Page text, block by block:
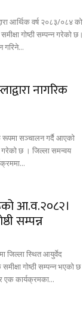
आर्थिक वर्ष २०८३/०८४ को
गोष्ठी सम्पन्न गरेको छ।
गरिने...
नागरिक
रूपमा सञ्चालन गर्दै आएको
गरेको छ । जिल्ला समन्वय
आ.व.२०८२।
सम्पन्न
जिल्ला स्थित आयुर्वेद
गोष्ठी सम्पन्न भएको छ
एक कार्यक्रमका...